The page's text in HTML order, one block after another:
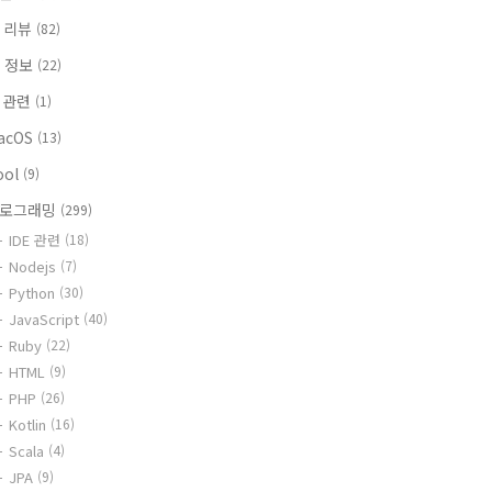
뷰 (82)
보 (22)
련 (1)
(13)
(9)
그래밍 (299)
IDE 관련 (18)
Nodejs (7)
Python (30)
JavaScript (40)
Ruby (22)
HTML (9)
PHP (26)
Kotlin (16)
Scala (4)
JPA (9)